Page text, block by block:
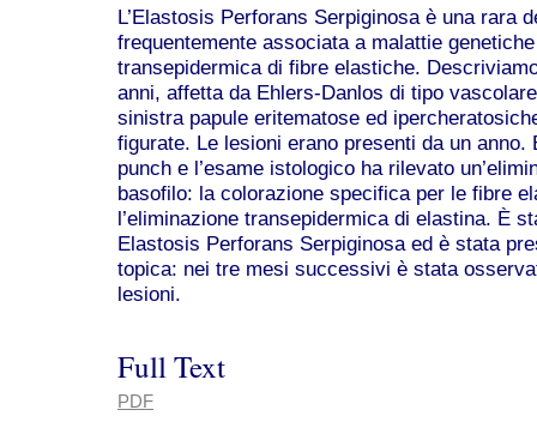
L’Elastosis Perforans Serpiginosa è una rara
frequentemente associata a malattie
transepidermica di fibre elastiche.
anni, affetta da Ehlers-Danlos di tipo
sinistra papule eritematose ed
figurate. Le lesioni erano presenti da un anno.
punch e l’esame istologico ha rilevato
basofilo: la colorazione specifica per le fibre
l’eliminazione transepidermica di elastina. È
Elastosis Perforans Serpiginosa ed è stata
topica: nei tre mesi successivi è stata
lesioni.
Full Text
PDF